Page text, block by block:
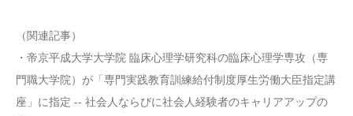
（関連記事）
・帝京平成大学大学院 臨床心理学研究科の臨床心理学専攻（専
門職大学院）が「専門実践教育訓練給付制度厚生労働大臣指定講
座」に指定 -- 社会人ならびに社会人経験者のキャリアアップの